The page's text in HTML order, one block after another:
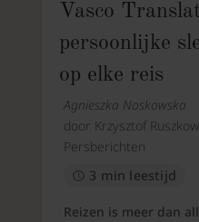
Vasco
persoonlijke
op elke reis
Agnieszka Noskowska
door Krzysztof
Persberichten
3 min leestijd
Reizen is meer dan